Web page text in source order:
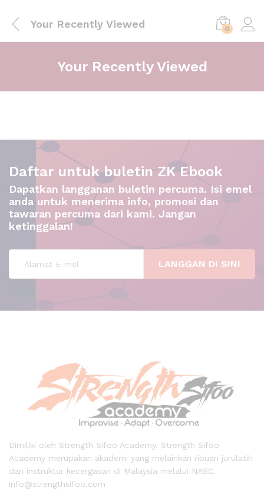
Your Recently Viewed 0
Your Recently Viewed
Daftar untuk buletin ZK Ebook
Dapatkan langganan buletin percuma. Isi emel
anda untuk menerima info, promosi dan
tawaran percuma dari kami. Jangan
ketinggalan!
Dimiliki oleh Strength Sifoo Academy. Strength Sifoo
Academy merupakan akademi yang melainkan ribuan jurulatih
dan instruktur kecergasan di Malaysia melalui NASC.
info@strengthsifoo.com